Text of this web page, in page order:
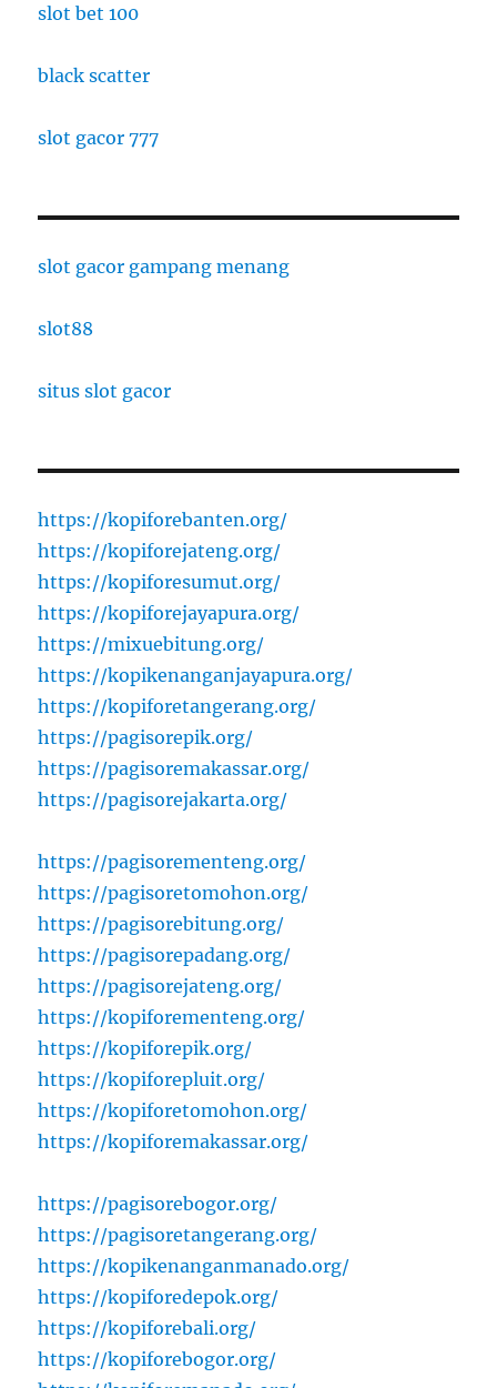
slot bet 100
black scatter
slot gacor 777
slot gacor gampang menang
slot88
situs slot gacor
https://kopiforebanten.org/
https://kopiforejateng.org/
https://kopiforesumut.org/
https://kopiforejayapura.org/
https://mixuebitung.org/
https://kopikenanganjayapura.org/
https://kopiforetangerang.org/
https://pagisorepik.org/
https://pagisoremakassar.org/
https://pagisorejakarta.org/
https://pagisorementeng.org/
https://pagisoretomohon.org/
https://pagisorebitung.org/
https://pagisorepadang.org/
https://pagisorejateng.org/
https://kopiforementeng.org/
https://kopiforepik.org/
https://kopiforepluit.org/
https://kopiforetomohon.org/
https://kopiforemakassar.org/
https://pagisorebogor.org/
https://pagisoretangerang.org/
https://kopikenanganmanado.org/
https://kopiforedepok.org/
https://kopiforebali.org/
https://kopiforebogor.org/